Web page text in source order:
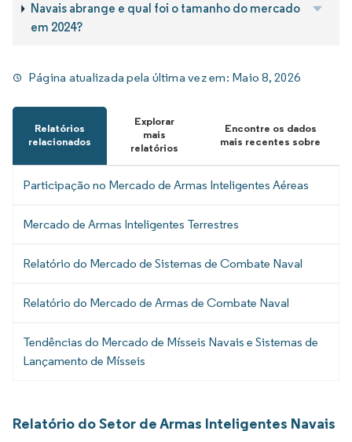
Navais abrange e qual foi o tamanho do mercado
em 2024?
Página atualizada pela última vez em: Maio 8, 2026
Relatórios
relacionados
Explorar
mais
relatórios
Encontre os dados
mais recentes sobre
Participação no Mercado de Armas Inteligentes Aéreas
Mercado de Armas Inteligentes Terrestres
Relatório do Mercado de Sistemas de Combate Naval
Relatório do Mercado de Armas de Combate Naval
Tendências do Mercado de Mísseis Navais e Sistemas de
Lançamento de Mísseis
Relatório do Setor de Armas Inteligentes Navais